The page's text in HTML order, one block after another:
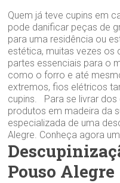
Quem já teve cupins em
pode danificar peças de
para uma residência ou
estética, muitas vezes os
partes essenciais para o
como o forro e até
extremos, fios elétricos
cupins. Para se livrar dos
produtos em madeira da
especializada de uma
Alegre. Conheça agora
Pouso Alegre